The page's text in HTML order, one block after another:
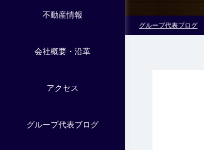
不動産情報
会社概要・沿革
アクセス
グループ代表ブログ
グループ代表ブログ